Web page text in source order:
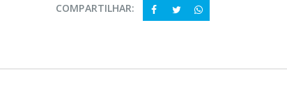
COMPARTILHAR: